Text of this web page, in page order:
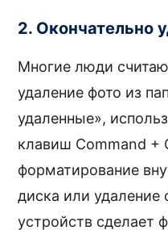
2. Окончательно
Многие люди
удаление фото из
удаленные»,
клавиш Command +
форматирование
диска или удаление
устройств сделает